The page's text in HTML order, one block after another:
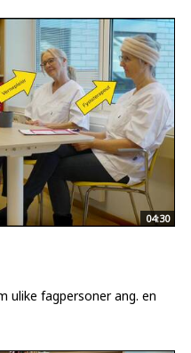
04:30
ulike fagpersoner ang. en